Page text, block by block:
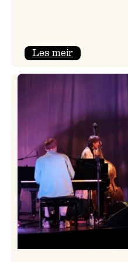
Les meir: